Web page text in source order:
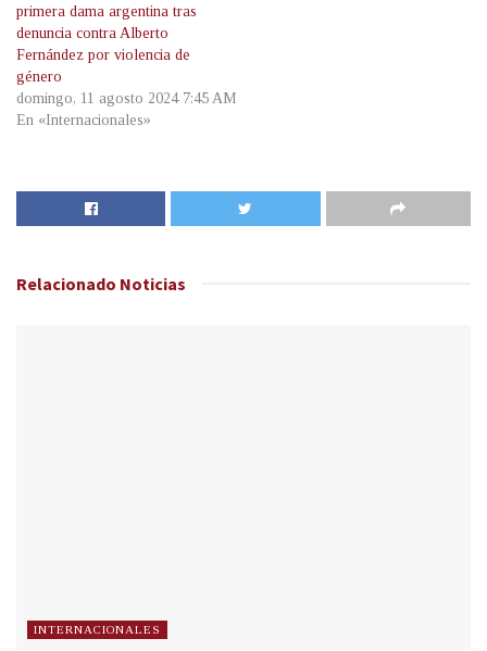
primera dama argentina tras
denuncia contra Alberto
Fernández por violencia de
género
domingo, 11 agosto 2024 7:45 AM
En «Internacionales»
Relacionado Noticias
INTERNACIONALES